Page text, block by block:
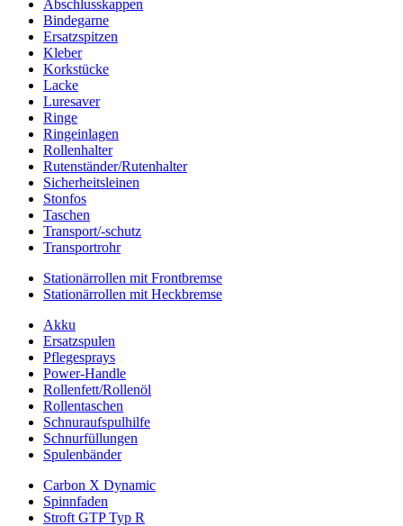
Abschlusskappen
Bindegarne
Ersatzspitzen
Kleber
Korkstücke
Lacke
Luresaver
Ringe
Ringeinlagen
Rollenhalter
Rutenständer/Rutenhalter
Sicherheitsleinen
Stonfos
Taschen
Transport/-schutz
Transportrohr
Stationärrollen mit Frontbremse
Stationärrollen mit Heckbremse
Akku
Ersatzspulen
Pflegesprays
Power-Handle
Rollenfett/Rollenöl
Rollentaschen
Schnuraufspulhilfe
Schnurfüllungen
Spulenbänder
Carbon X Dynamic
Spinnfaden
Stroft GTP Typ R